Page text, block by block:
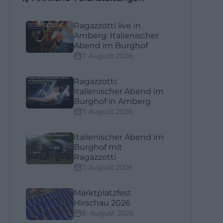
Ragazzotti live in
Amberg: Italienischer
Abend im Burghof
7. August 2026
Ragazzotti:
Italienischer Abend im
Burghof in Amberg
7. August 2026
Italienischer Abend im
Burghof mit
Ragazzotti
7. August 2026
Marktplatzfest
Hirschau 2026
8. August 2026